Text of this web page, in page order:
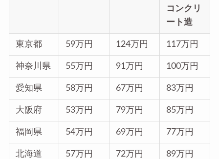
コンクリ
ート造
東京都 59万円 124万円 117万円
神奈川県 55万円 91万円 100万円
愛知県 58万円 67万円 83万円
大阪府 53万円 79万円 85万円
福岡県 54万円 69万円 77万円
北海道 57万円 72万円 89万円